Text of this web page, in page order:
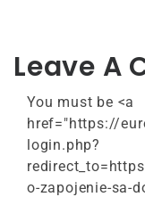
Leave A
You must be <a
href="https://
login.php?
o-zapojenie-sa-